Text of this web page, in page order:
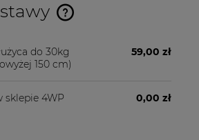
ewentualnych kosztów płatności
do 30kg
150 cm)
59,00 zł
sklepie 4WP 0,00 zł